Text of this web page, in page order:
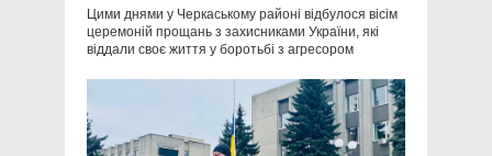
Цими днями у Черкаському районі відбулося вісім
церемоній прощань з захисниками України, які
віддали своє життя у боротьбі з агресором